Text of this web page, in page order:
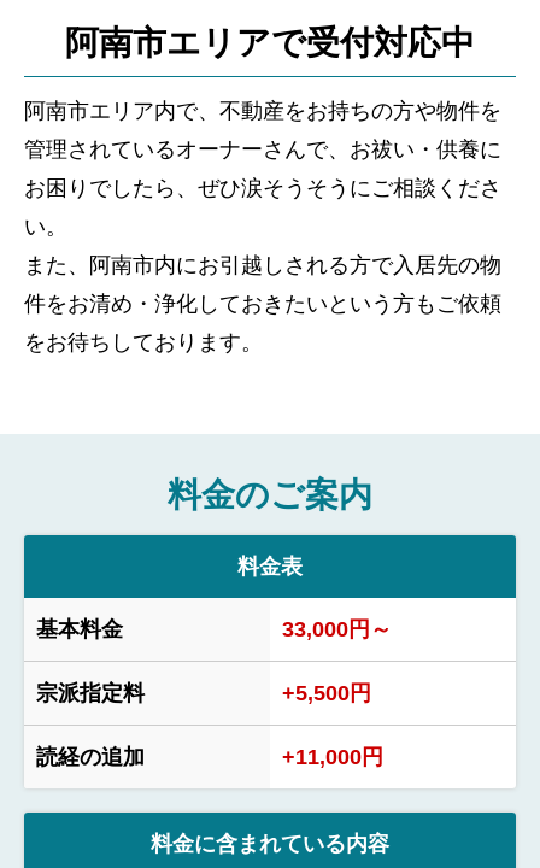
阿南市エリアで受付対応中
阿南市エリア内で、不動産をお持ちの方や物件を
管理されているオーナーさんで、お祓い・供養に
お困りでしたら、ぜひ涙そうそうにご相談くださ
い。
また、阿南市内にお引越しされる方で入居先の物
件をお清め・浄化しておきたいという方もご依頼
をお待ちしております。
料金のご案内
料金表
基本料金 33,000円～
宗派指定料 +5,500円
読経の追加 +11,000円
料金に含まれている内容